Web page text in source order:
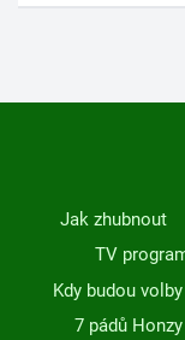
Jak zhubnout
TV
Kdy budou volby
7 pádů